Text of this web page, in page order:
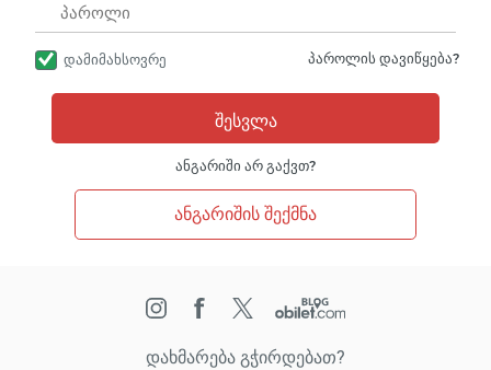
დამიმახსოვრე პაროლის დავიწყება?
შესვლა
ანგარიში არ გაქვთ?
ანგარიშის შექმნა
დახმარება გჭირდებათ?